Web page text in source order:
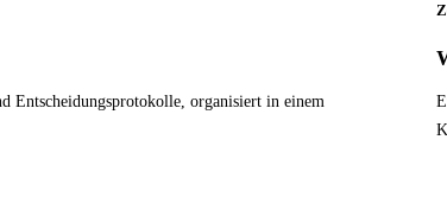
Entscheidungsprotokolle, organisiert in einem